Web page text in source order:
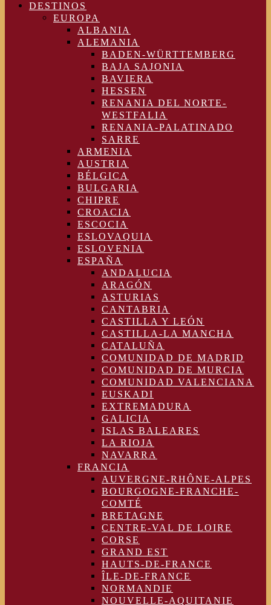
DESTINOS
EUROPA
ALBANIA
ALEMANIA
BADEN-WÜRTTEMBERG
BAJA SAJONIA
BAVIERA
HESSEN
RENANIA DEL NORTE-
WESTFALIA
RENANIA-PALATINADO
SARRE
ARMENIA
AUSTRIA
BÉLGICA
BULGARIA
CHIPRE
CROACIA
ESCOCIA
ESLOVAQUIA
ESLOVENIA
ESPAÑA
ANDALUCIA
ARAGÓN
ASTURIAS
CANTABRIA
CASTILLA Y LEÓN
CASTILLA-LA MANCHA
CATALUÑA
COMUNIDAD DE MADRID
COMUNIDAD DE MURCIA
COMUNIDAD VALENCIANA
EUSKADI
EXTREMADURA
GALICIA
ISLAS BALEARES
LA RIOJA
NAVARRA
FRANCIA
AUVERGNE-RHÔNE-ALPES
BOURGOGNE-FRANCHE-
COMTÉ
BRETAGNE
CENTRE-VAL DE LOIRE
CORSE
GRAND EST
HAUTS-DE-FRANCE
ÎLE-DE-FRANCE
NORMANDIE
NOUVELLE-AQUITANIE